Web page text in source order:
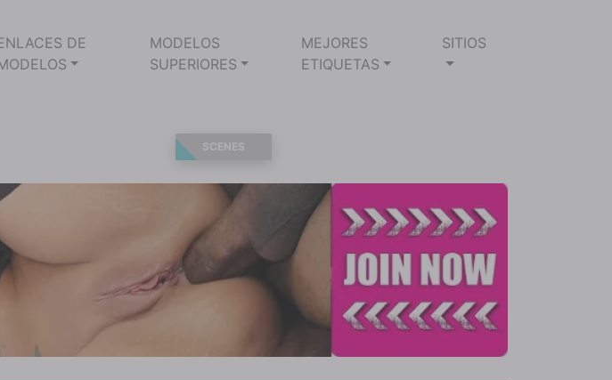
DE
MODELOS
SUPERIORES
MEJORES
ETIQUETAS
SITIOS
SCENES